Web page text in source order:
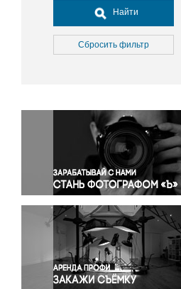
Досуг, туризм и отдых
Культура
Медицина
Окружающая среда
Политика
Правосудие
Происшествия и конфликты
Религия
Светская жизнь
Спорт
Экология
Экономика и бизнес
Найти
Сбросить фильтр